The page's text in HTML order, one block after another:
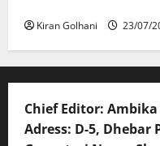
Kiran Golhani 23/07/
Chief Editor:
Adress: D-5, Dhebar